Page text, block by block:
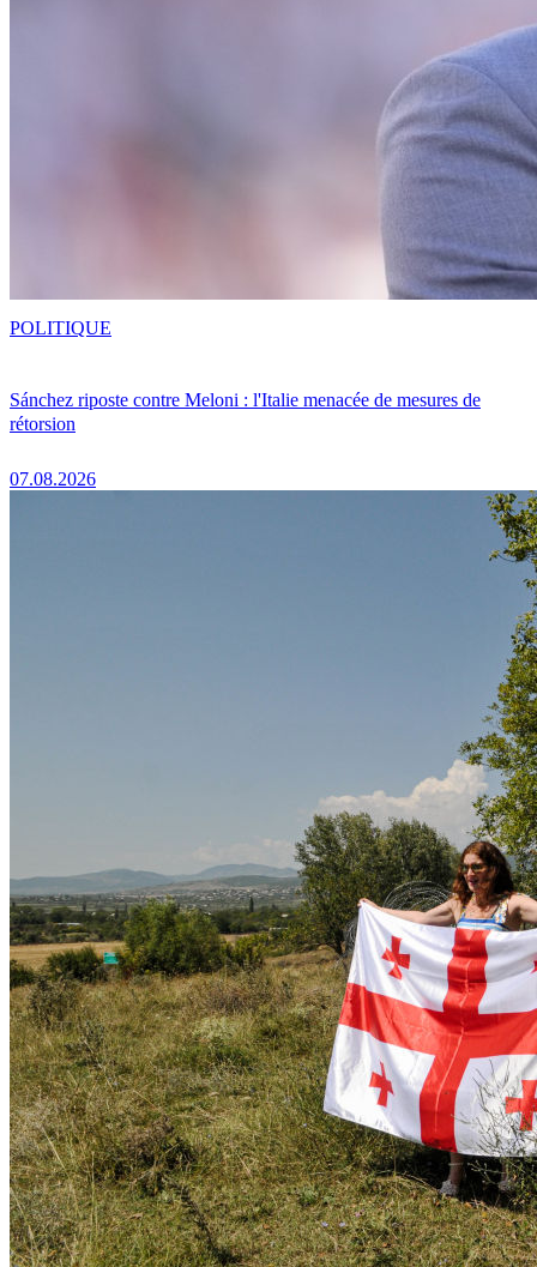
Sánchez riposte contre Meloni : l'Italie menacée de mesures de
rétorsion
07.08.2026
POLITIQUE